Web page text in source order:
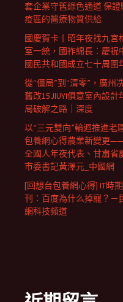
套企業守舊綠色通道 保證
疫區的醫療物質供給
國慶賀卡丨昭年夜找九宮
室一統，國祚綿長：慶祝
國民共和國成立七十周圍
從“僵局”到“清零”，廣州
舊改15JIUYI俱意室內設計
局破解之路｜深度
以“三元雙向”輪迴推進老
包養網心得農業新變更
全國人年夜代表、甘肅省
市委書記黃澤元_中國網
[回想台包養網心得] IT時
刊：百度為什么掉寵？－
網科技頻道